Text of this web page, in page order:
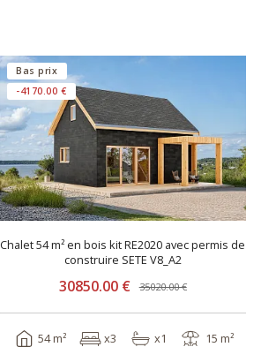
Bas prix
-4170.00 €
Chalet 54 m² en bois kit RE2020 avec permis de
construire SETE V8_A2
30850.00 € 35020.00 €
54 m² x3 x1 15 m²